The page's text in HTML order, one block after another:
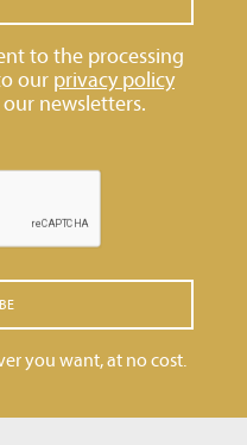
to the processing
our privacy policy
newsletters.
you want, at no cost.